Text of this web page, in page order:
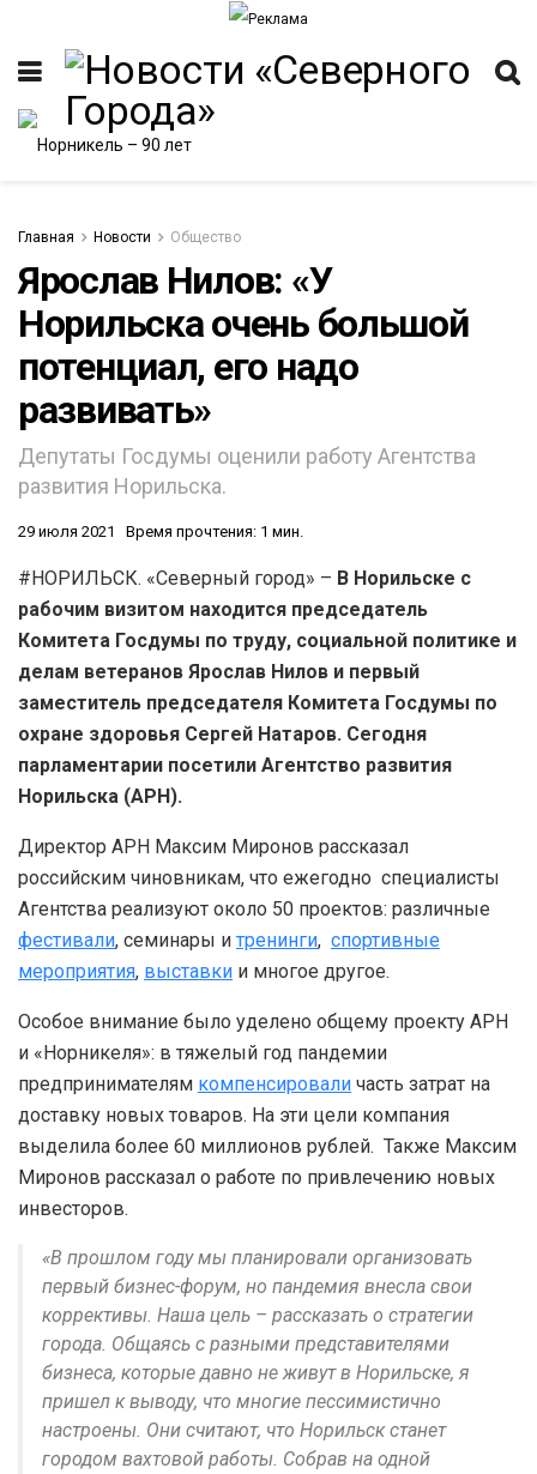
Главная Новости Общество
Ярослав Нилов: «У
Норильска очень большой
потенциал, его надо
развивать»
Депутаты Госдумы оценили работу Агентства
развития Норильска.
29 июля 2021 Время прочтения: 1 мин.
#НОРИЛЬСК. «Северный город» – В Норильске с
рабочим визитом находится председатель
Комитета Госдумы по труду, социальной политике и
делам ветеранов Ярослав Нилов и первый
заместитель председателя Комитета Госдумы по
охране здоровья Сергей Натаров. Сегодня
парламентарии посетили Агентство развития
Норильска (АРН).
Директор АРН Максим Миронов рассказал
российским чиновникам, что ежегодно специалисты
Агентства реализуют около 50 проектов: различные
фестивали, семинары и тренинги, спортивные
мероприятия, выставки и многое другое.
Особое внимание было уделено общему проекту АРН
и «Норникеля»: в тяжелый год пандемии
предпринимателям компенсировали часть затрат на
доставку новых товаров. На эти цели компания
выделила более 60 миллионов рублей. Также Максим
Миронов рассказал о работе по привлечению новых
инвесторов.
«В прошлом году мы планировали организовать
первый бизнес-форум, но пандемия внесла свои
коррективы. Наша цель – рассказать о стратегии
города. Общаясь с разными представителями
бизнеса, которые давно не живут в Норильске, я
пришел к выводу, что многие пессимистично
настроены. Они считают, что Норильск станет
городом вахтовой работы. Собрав на одной